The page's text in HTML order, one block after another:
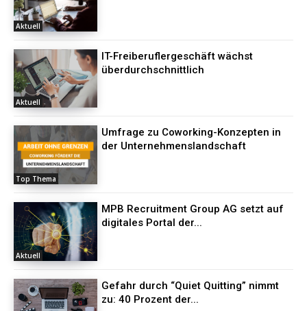
Aktuell
Aktuell
IT-Freiberuflergeschäft wächst
überdurchschnittlich
Top Thema
Umfrage zu Coworking-Konzepten in
der Unternehmenslandschaft
Aktuell
MPB Recruitment Group AG setzt auf
digitales Portal der...
Gefahr durch “Quiet Quitting” nimmt
zu: 40 Prozent der...